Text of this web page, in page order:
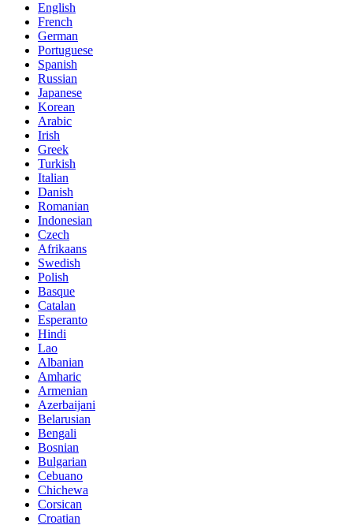
English
French
German
Portuguese
Spanish
Russian
Japanese
Korean
Arabic
Irish
Greek
Turkish
Italian
Danish
Romanian
Indonesian
Czech
Afrikaans
Swedish
Polish
Basque
Catalan
Esperanto
Hindi
Lao
Albanian
Amharic
Armenian
Azerbaijani
Belarusian
Bengali
Bosnian
Bulgarian
Cebuano
Chichewa
Corsican
Croatian